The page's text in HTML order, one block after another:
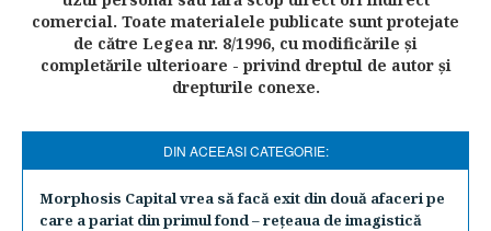
comercial. Toate materialele publicate sunt protejate
de către Legea nr. 8/1996, cu modificările şi
completările ulterioare - privind dreptul de autor şi
drepturile conexe.
DIN ACEEASI CATEGORIE:
Morphosis Capital vrea să facă exit din două afaceri pe
care a pariat din primul fond – reţeaua de imagistică